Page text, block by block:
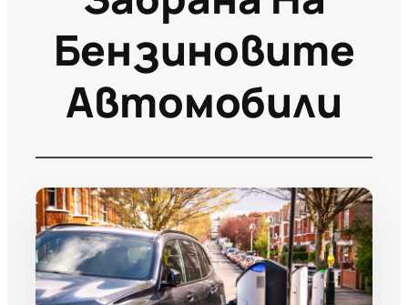
Бензиновите
Автомобили